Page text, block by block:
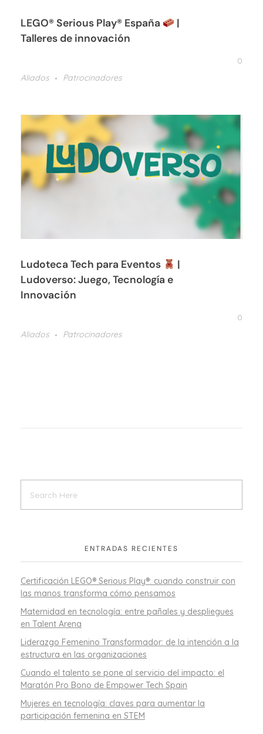
LEGO® Serious Play® España
|
Talleres de innovación
0
Aliados
Patrocinadores
Ludoteca Tech para Eventos
|
Ludoverso: Juego, Tecnología e
Innovación
0
Aliados
Patrocinadores
ENTRADAS RECIENTES
Certificación LEGO® Serious Play®: cuando construir con
las manos transforma cómo pensamos
Maternidad en tecnología: entre pañales y despliegues
en Talent Arena
Liderazgo Femenino Transformador: de la intención a la
estructura en las organizaciones
Cuando el talento se pone al servicio del impacto: el
Maratón Pro Bono de Empower Tech Spain
Mujeres en tecnología: claves para aumentar la
participación femenina en STEM